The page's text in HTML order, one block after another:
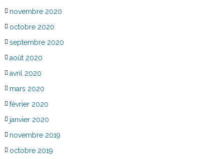
novembre 2020
octobre 2020
septembre 2020
août 2020
avril 2020
mars 2020
février 2020
janvier 2020
novembre 2019
octobre 2019